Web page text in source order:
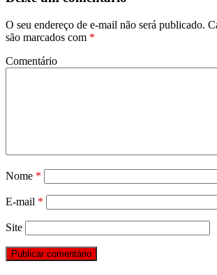
O seu endereço de e-mail não será publicado.
são marcados com *
Comentário
Nome *
E-mail *
Site